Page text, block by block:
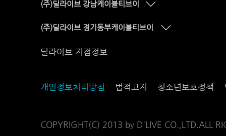
(주)딜라이브 강남케이블티브이
(주)딜라이브 경기동부케이블티브이
딜라이브 지점정보
개인정보처리방침 법적고지 청소년보호정책
COPYRIGHT(C) 2013 by D'LIVE CO.,LTD.ALL